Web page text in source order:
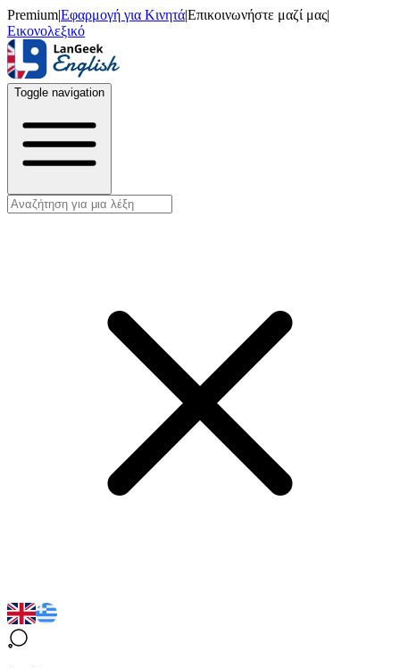
Premium|Εφαρμογή για Κινητά|Επικοινωνήστε μαζί μας|
Εικονολεξικό
Toggle navigation